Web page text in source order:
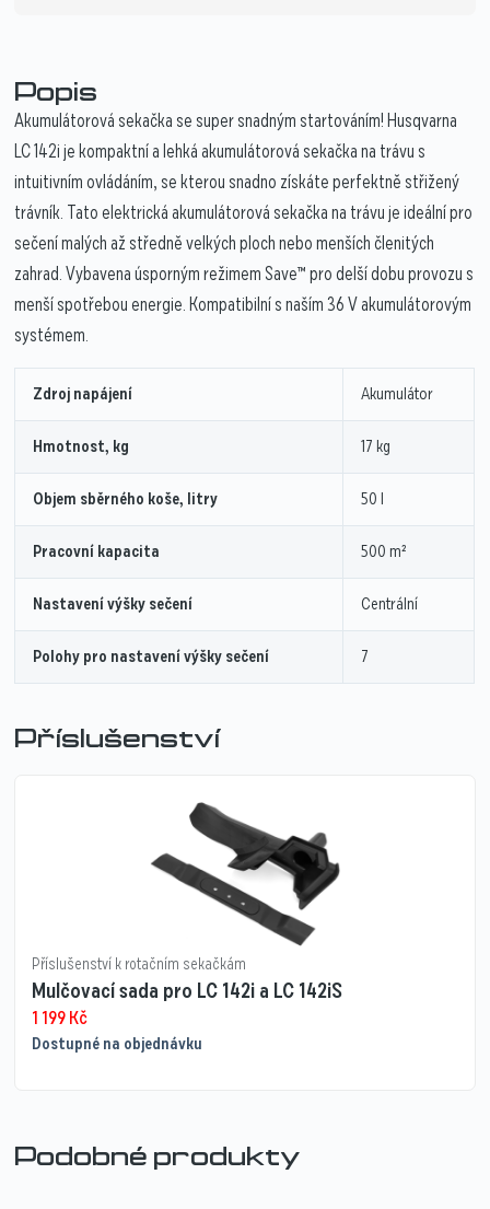
Popis
Akumulátorová sekačka se super snadným startováním! Husqvarna
LC 142i je kompaktní a lehká akumulátorová sekačka na trávu s
intuitivním ovládáním, se kterou snadno získáte perfektně střižený
trávník. Tato elektrická akumulátorová sekačka na trávu je ideální pro
sečení malých až středně velkých ploch nebo menších členitých
zahrad. Vybavena úsporným režimem Save™ pro delší dobu provozu s
menší spotřebou energie. Kompatibilní s naším 36 V akumulátorovým
systémem.
Zdroj napájení Akumulátor
Hmotnost, kg 17 kg
Objem sběrného koše, litry 50 l
Pracovní kapacita 500 m²
Nastavení výšky sečení Centrální
Polohy pro nastavení výšky sečení 7
Příslušenství
Příslušenství k rotačním sekačkám
Mulčovací sada pro LC 142i a LC 142iS
1 199Kč
Dostupné na objednávku
Podobné produkty